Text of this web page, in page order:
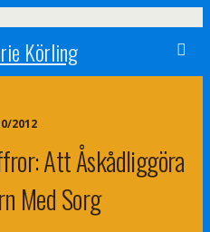
Körling
2012
Att Åskådliggöra
Med Sorg